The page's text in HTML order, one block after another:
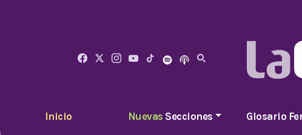
Inicio Nuevas Secciones Glosario